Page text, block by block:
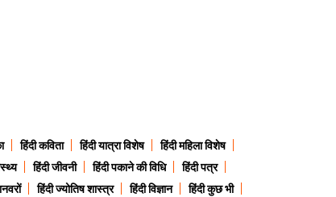
हिंदी कविता हिंदी यात्रा विशेष
हिंदी महिला विशेष
हिंदी जीवनी हिंदी पकाने की विधि
हिंदी पत्र
हिंदी ज्योतिष शास्त्र हिंदी विज्ञान
हिंदी कुछ भी